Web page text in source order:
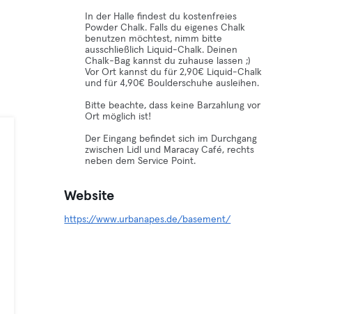
In der Halle findest du kostenfreies
Powder Chalk. Falls du eigenes Chalk
benutzen möchtest, nimm bitte
ausschließlich Liquid-Chalk. Deinen
Chalk-Bag kannst du zuhause lassen ;)
Vor Ort kannst du für 2,90€ Liquid-Chalk
und für 4,90€ Boulderschuhe ausleihen.
Bitte beachte, dass keine Barzahlung vor
Ort möglich ist!
Der Eingang befindet sich im Durchgang
zwischen Lidl und Maracay Café, rechts
neben dem Service Point.
Website
https://www.urbanapes.de/basement/